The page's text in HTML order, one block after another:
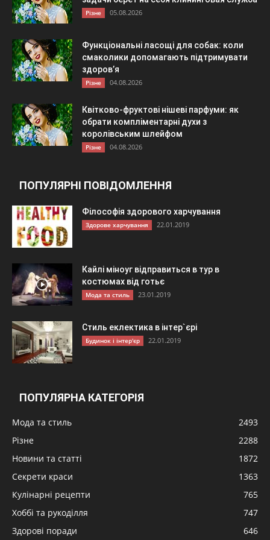
Різне 05.08.2026
Функціональні ласощі для собак: коли
смаколики допомагають підтримувати
здоров’я
Різне 04.08.2026
Квітково-фруктові нішеві парфуми: як
обрати компліментарні духи з
королівським шлейфом
Різне 04.08.2026
ПОПУЛЯРНІ ПОВІДОМЛЕННЯ
Філософія здорового харчування
Здорове харчування 22.01.2019
Кайлі міноуг відправиться в тур в
костюмах від готьє
Мода та стиль 23.01.2019
Стиль еклектика в інтер`єрі
Будинок і інтер'єр 22.01.2019
ПОПУЛЯРНА КАТЕГОРІЯ
Мода та стиль
2493
Різне
2288
Новини та статті
1872
Секрети краси
1363
Кулінарні рецепти
765
Хоббі та рукоділля
747
Здорові поради
646